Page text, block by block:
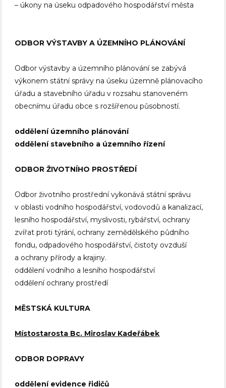
– úkony na úseku odpadového hospodářství města
ODBOR VÝSTAVBY A ÚZEMNÍHO PLÁNOVÁNÍ
Odbor výstavby a územního plánování se zabývá
výkonem státní správy na úseku územně plánovacího
úřadu a stavebního úřadu v rozsahu stanoveném
obecnímu úřadu obce s rozšířenou působností.
oddělení územního plánování
oddělení stavebního a územního řízení
ODBOR ŽIVOTNÍHO PROSTŘEDÍ
Odbor životního prostřední vykonává státní správu
v oblasti vodního hospodářství, vodovodů a kanalizací,
lesního hospodářství, myslivosti, rybářství, ochrany
zvířat proti týrání, ochrany zemědělského půdního
fondu, odpadového hospodářství, čistoty ovzduší
a ochrany přírody a krajiny.
oddělení vodního a lesního hospodářství
oddělení ochrany prostředí
MĚSTSKÁ KULTURA
Místostarosta Bc. Miroslav Kadeřábek
ODBOR DOPRAVY
oddělení evidence řidičů